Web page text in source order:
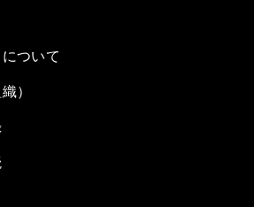
ついて
）